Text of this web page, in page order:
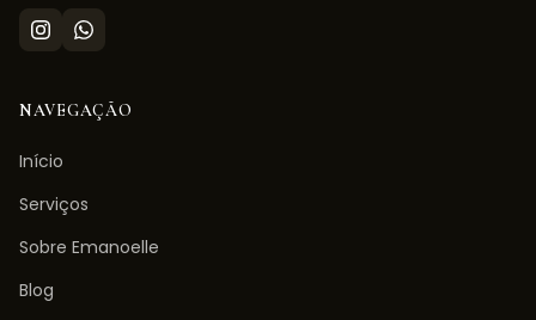
NAVEGAÇÃO
Início
Serviços
Sobre Emanoelle
Blog